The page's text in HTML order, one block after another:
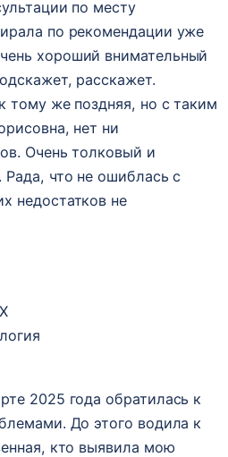
по месту
по рекомендации уже
хороший внимательный
расскажет.
тому же поздняя, но с таким
нет ни
Очень толковый и
Рада, что не ошиблась с
недостатков не
2025 года обратилась к
До этого водила к
кто выявила мою